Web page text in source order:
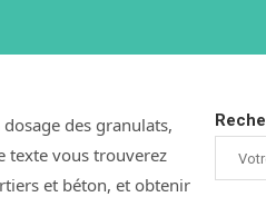
des granulats,
texte vous trouverez
et béton, et obtenir